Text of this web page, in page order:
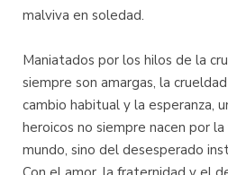
malviva en soledad.
Maniatados por los hilos de la
siempre son amargas, la
cambio habitual y la esperanza,
heroicos no siempre nacen por
mundo, sino del desesperado